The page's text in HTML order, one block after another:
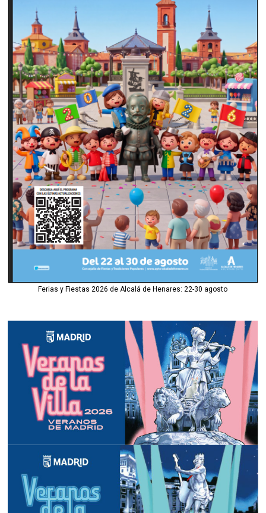
Ferias y Fiestas 2026 de Alcalá de Henares: 22-30 agosto